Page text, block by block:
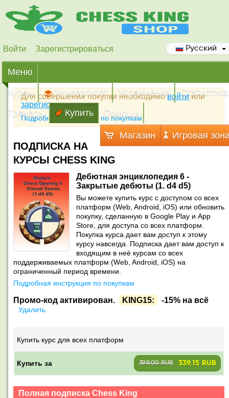
Войти Зарегистрироваться Русский
Меню
Курсы
Университет Упражнения
Статистика
Тренеры
Купить Помощь
Магазин Игровая
Для совершения покупки необходимовойтиили
зарегистрироваться
Подробная инструкция по покупкам
ПОДПИСКА НА
КУРСЫ CHESS KING
Дебютная энциклопедия 6 -
Закрытые дебюты (1. d4 d5)
Вы можете купить курс с доступом со всех
платформ (Web, Android, iOS) или обновить
покупку, сделанную в Google Play и App
Store, для доступа со всех платформ.
Покупка курса дает вам доступ к этому
курсу навсегда. Подписка дает вам доступ к
входящим в неё курсам со всех
поддерживаемых платформ (Web, Android, iOS) на
ограниченный период времени.
Подробная инструкция по покупкам
Промо-код активирован. KING15: -15% на всё
Удалить
Купить курс для всех платформ
Купить за 399.00 RUB 339.15 RUB
Полная подписка Chess King